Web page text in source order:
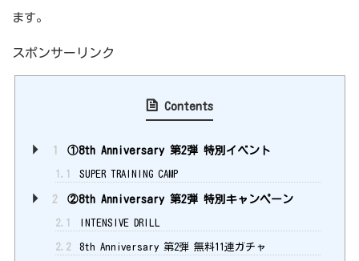
ます。
スポンサーリンク
Contents
1 ①8th Anniversary 第2弾 特別イベント
1.1 SUPER TRAINING CAMP
2 ②8th Anniversary 第2弾 特別キャンペーン
2.1 INTENSIVE DRILL
2.2 8th Anniversary 第2弾 無料11連ガチャ